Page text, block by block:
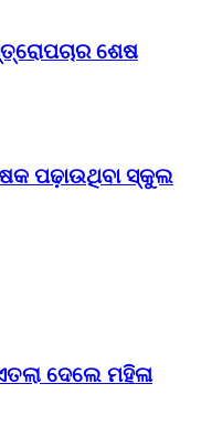
ଶେଷ
ପଢ଼ାଉଥିବା ସ୍କୁଲ
ଦେଲେ ମହିଳା